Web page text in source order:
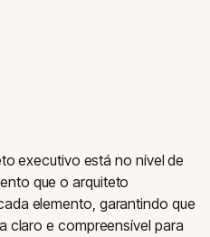
executivo está no nível de
que o arquiteto
elemento, garantindo que
claro e compreensível para